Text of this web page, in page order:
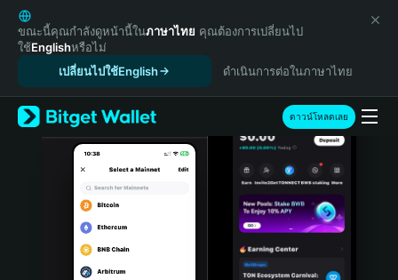
English
日本語
Tiếng Việt
Español (Latinoamérica)
Türkçe
Italiano
Português (Portugal)
Bahasa Indonesia
ขณะนี้คุณกำลังดูหน้านี้ในภาษาไทย คุณต้องการเปลี่ยนไป
ใช้Englishหรือไม่
เปลี่ยนไปใช้English
ดำเนินการต่อในภาษาไทย
ดาวน์โหลดเลย